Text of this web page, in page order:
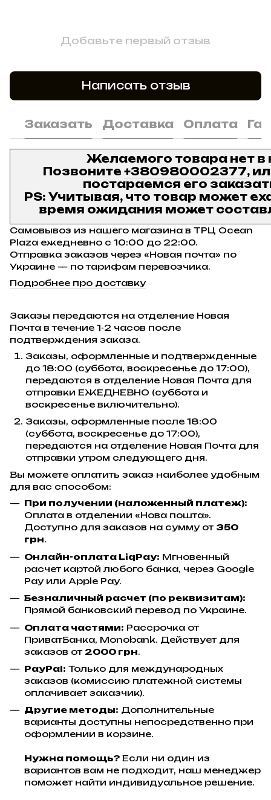
Добавьте первый отзыв
Написать отзыв
Заказать Доставка Оплата
Желаемого товара нет в
Позвоните +380980002377,
постараемся его
PS: Учитывая, что товар может
время ожидания может
Самовывоз из нашего магазина в ТРЦ Ocean
Plaza ежедневно с 10:00 до 22:00.
Отправка заказов через «Новая почта» по
Украине — по тарифам перевозчика.
Подробнее про доставку
Заказы передаются на отделение Новая
Почта в течение 1-2 часов после
подтверждения заказа.
Заказы, оформленные и подтвержденные
до 18:00 (суббота, воскресенье до 17:00),
передаются в отделение Новая Почта для
отправки ЕЖЕДНЕВНО (суббота и
воскресенье включительно).
Заказы, оформленные после 18:00
(суббота, воскресенье до 17:00),
передаются на отделение Новая Почта для
отправки утром следующего дня.
Вы можете оплатить заказ наиболее удобным
для вас способом:
При получении (наложенный платеж):
Оплата в отделении «Нова пошта».
Доступно для заказов на сумму от 350
грн.
Онлайн-оплата LiqPay: Мгновенный
расчет картой любого банка, через Google
Pay или Apple Pay.
Безналичный расчет (по реквизитам):
Прямой банковский перевод по Украине.
Оплата частями: Рассрочка от
ПриватБанка, Monobank. Действует для
заказов от 2000 грн.
PayPal: Только для международных
заказов (комиссию платежной системы
оплачивает заказчик).
Другие методы: Дополнительные
варианты доступны непосредственно при
оформлении в корзине.
Нужна помощь? Если ни один из
вариантов вам не подходит, наш менеджер
поможет найти индивидуальное решение.